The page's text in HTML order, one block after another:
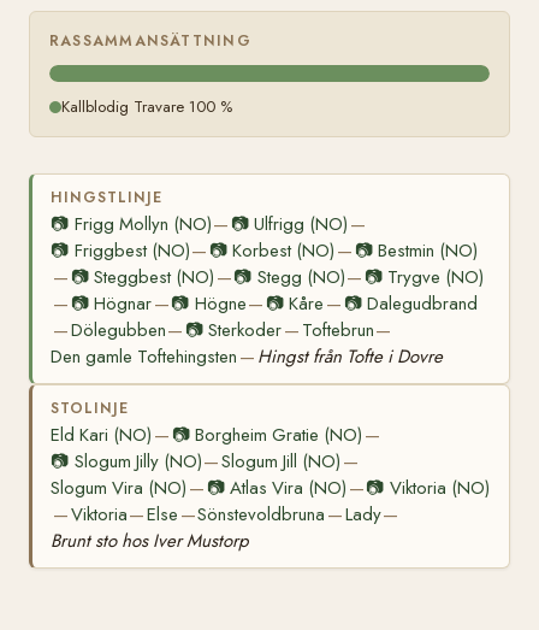
RASSAMMANSÄTTNING
Kallblodig Travare 100 %
HINGSTLINJE
📷 Frigg Mollyn (NO)— 📷Ulfrigg (NO) —
📷 Friggbest (NO)— 📷Korbest (NO) — 📷 Bestmin (NO)
— 📷Steggbest (NO) —📷 Stegg (NO)— 📷 Trygve (NO)
— 📷Högnar—📷 Högne— 📷Kåre — 📷 Dalegudbrand
—Dölegubben— 📷Sterkoder— Toftebrun—
Den gamle Toftehingsten — Hingst från Tofte i Dovre
STOLINJE
Eld Kari (NO) — 📷Borgheim Gratie (NO) —
📷 Slogum Jilly (NO)—Slogum Jill (NO) —
Slogum Vira (NO) — 📷Atlas Vira (NO) —📷 Viktoria (NO)
—Viktoria—Else —Sönstevoldbruna —Lady—
Brunt sto hos Iver Mustorp